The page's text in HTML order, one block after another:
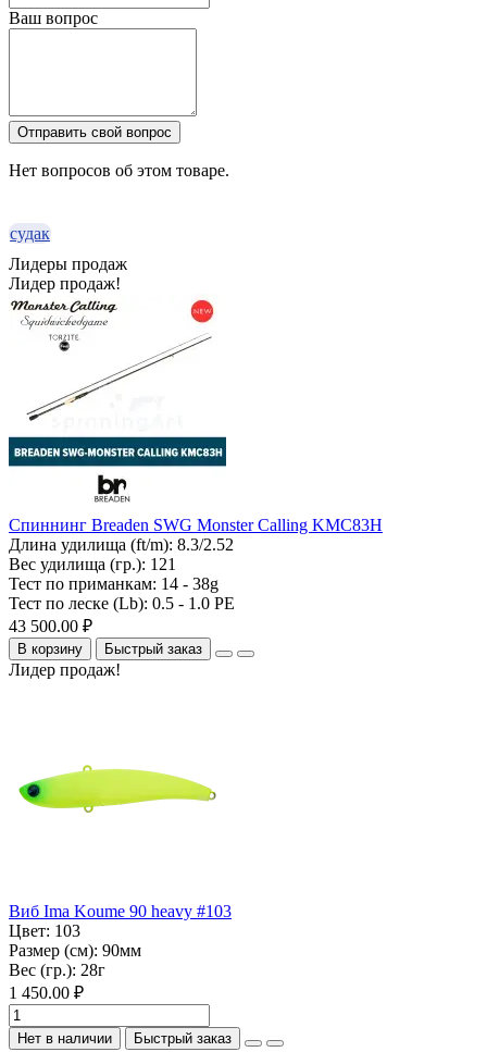
Ваш вопрос
Отправить свой вопрос
Нет вопросов об этом товаре.
судак
Лидеры продаж
Лидер продаж!
Спиннинг Breaden SWG Monster Calling KMC83H
Длина удилища (ft/m): 8.3/2.52
Вес удилища (гр.): 121
Тест по приманкам: 14 - 38g
Тест по леске (Lb): 0.5 - 1.0 PE
43 500.00 ₽
В корзину Быстрый заказ
Лидер продаж!
Виб Ima Koume 90 heavy #103
Цвет: 103
Размер (см): 90мм
Вес (гр.): 28г
1 450.00 ₽
Нет в наличии Быстрый заказ